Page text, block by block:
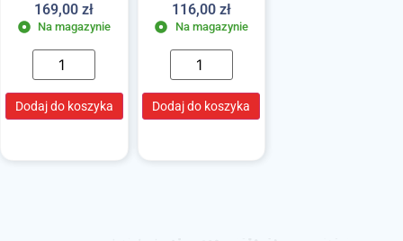
169,00zł
Na magazynie
Dodaj do koszyka
116,00 zł
Na magazynie
Dodaj do koszyka